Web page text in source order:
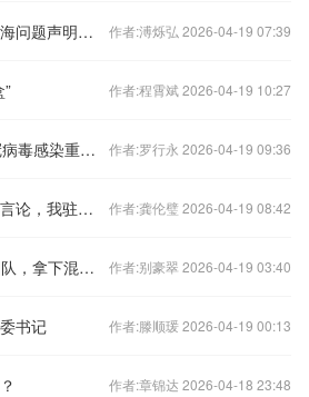
欧盟对外行动署发表涉南海问题声明，中国驻欧盟使团驳斥 作者:溥烁弘 2026-04-19 07:39
作者:程霄斌 2026-04-19 10:27
中疾控：11月份新增新冠病毒感染重症病例135例 作者:罗行永 2026-04-19 09:36
英国就南海问题发表错误言论，我驻英使馆：提出严正交涉 作者:龚伦璧 2026-04-19 08:42
9连胜！国乒8-1击败韩国队，拿下混合团体世界杯冠军 作者:别豪翠 2026-04-19 03:40
书记 作者:滕顺瑗 2026-04-19 00:13
作者:章锦达 2026-04-18 23:48